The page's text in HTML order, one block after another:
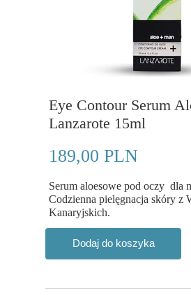
Dodaj do koszyka
Serum aloesowe pod oczy dla
Codzienna pielęgnacja skóry z
Kanaryjskich.
189,00 PLN
Eye Contour Serum
Lanzarote 15ml